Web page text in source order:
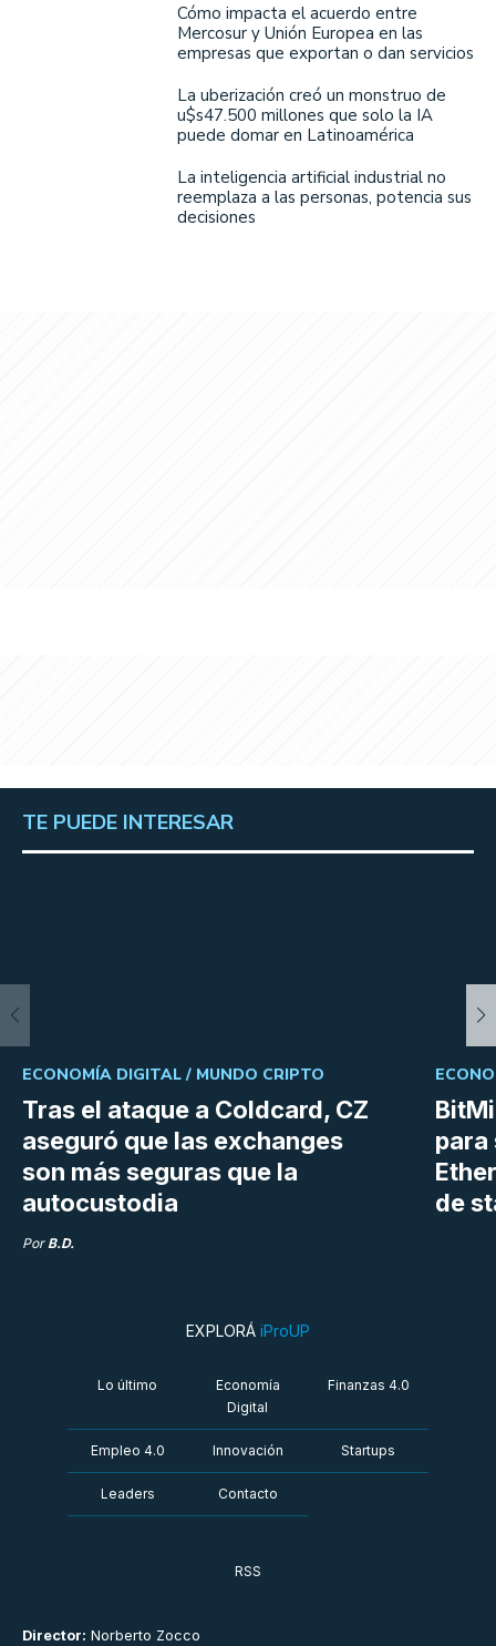
Cómo impacta el acuerdo entre
Mercosur y Unión Europea en las
empresas que exportan o dan servicios
La uberización creó un monstruo de
u$s47.500 millones que solo la IA
puede domar en Latinoamérica
La inteligencia artificial industrial no
reemplaza a las personas, potencia sus
decisiones
TE PUEDE INTERESAR
Tras el ataque a Coldcard, CZ
aseguró que las exchanges
son más seguras que la
autocustodia
ECONOMÍA DIGITAL / MUNDO CRIPTO
Por B.D.
para
de
Director: Norberto Zocco
EXPLORÁ iProUP
Lo último
Economía
Digital
Finanzas 4.0
Empleo 4.0 Innovación Startups
Leaders Contacto
RSS